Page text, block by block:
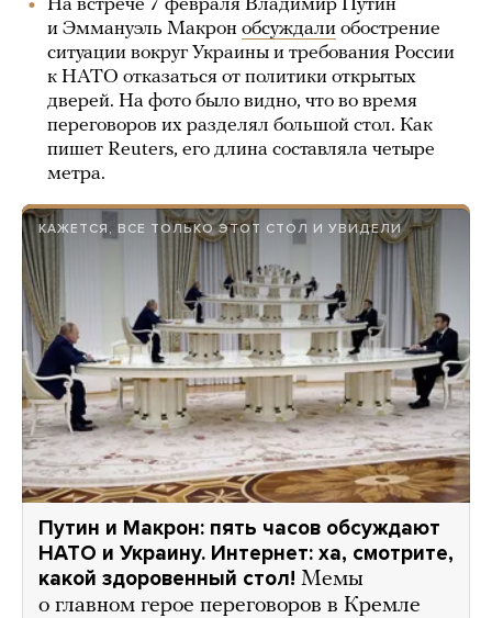
На встрече 7 февраля Владимир Путин
и Эммануэль Макрон обсуждали обострение
ситуации вокруг Украины и требования России
к НАТО отказаться от политики открытых
дверей. На фото было видно, что во время
переговоров их разделял большой стол. Как
пишет Reuters, его длина составляла четыре
метра.
КАЖЕТСЯ, ВСЕ ТОЛЬКО ЭТОТ СТОЛ И УВИДЕЛИ
Путин и Макрон: пять часов обсуждают
НАТО и Украину. Интернет: ха, смотрите,
какой здоровенный стол! Мемы
о главном герое переговоров в Кремле